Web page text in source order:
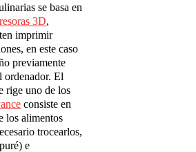
se basa en
3D,
imprimir
en este caso
previamente
ordenador. El
rige uno de los
consiste en
los alimentos
trocearlos,
e